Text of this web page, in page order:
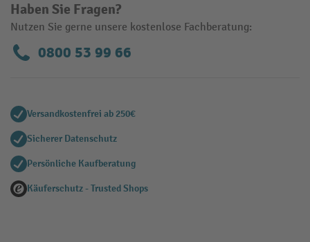
Haben Sie Fragen?
Nutzen Sie gerne unsere kostenlose Fachberatung:
0800 53 99 66
Versandkostenfrei ab 250€
Sicherer Datenschutz
Persönliche Kaufberatung
Käuferschutz - Trusted Shops